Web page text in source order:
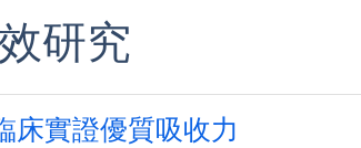
研究
床實證優質吸收力